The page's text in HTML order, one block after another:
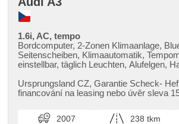
1.6i, AC, tempo
Bordcomputer, 2-Zonen Klimaanlage,
Seitenscheiben, Klimaautomatik,
einstellbar, täglich Leuchten, Alufelgen,
Zentralverriegelung mit
Stabilitätsprogramm (ESP),
Beifahrerairbagdeaktivierung,
Ursprungsland CZ,​ Garantie Scheck​-
financování na leasing nebo úvěr sleva
2007 238 tkm